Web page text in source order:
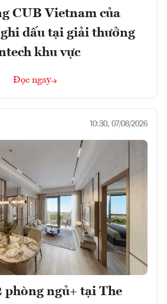
CUB Vietnam của
dấu tại giải thưởng
khu vực
Đọc ngay
10:30, 07/08/2026
phòng ngủ+ tại The